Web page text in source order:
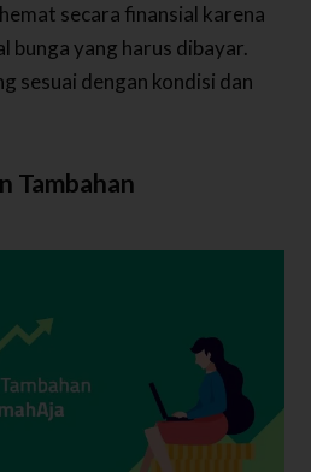
secara finansial karena
bunga yang harus dibayar.
sesuai dengan kondisi dan
Tambahan